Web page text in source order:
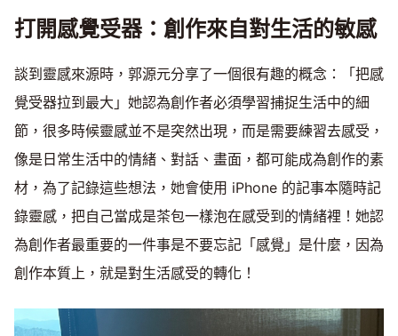
打開感覺受器：創作來自對生活的敏感
談到靈感來源時，郭源元分享了一個很有趣的概念：「把感
覺受器拉到最大」她認為創作者必須學習捕捉生活中的細
節，很多時候靈感並不是突然出現，而是需要練習去感受，
像是日常生活中的情緒、對話、畫面，都可能成為創作的素
材，為了記錄這些想法，她會使用 iPhone 的記事本隨時記
錄靈感，把自己當成是茶包一樣泡在感受到的情緒裡！她認
為創作者最重要的一件事是不要忘記「感覺」是什麼，因為
創作本質上，就是對生活感受的轉化！